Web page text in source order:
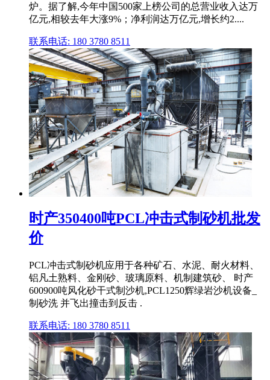
炉。据了解,今年中国500家上榜公司的总营业收入达万
亿元,相较去年大涨9%；净利润达万亿元,增长约2....
联系电话: 180 3780 8511
时产350400吨PCL冲击式制砂机批发
价
PCL冲击式制砂机应用于各种矿石、水泥、耐火材料、
铝凡土熟料、金刚砂、玻璃原料、机制建筑砂、 时产
600900吨风化砂干式制沙机,PCL1250辉绿岩沙机设备_
制砂洗 并飞出撞击到反击 .
联系电话: 180 3780 8511